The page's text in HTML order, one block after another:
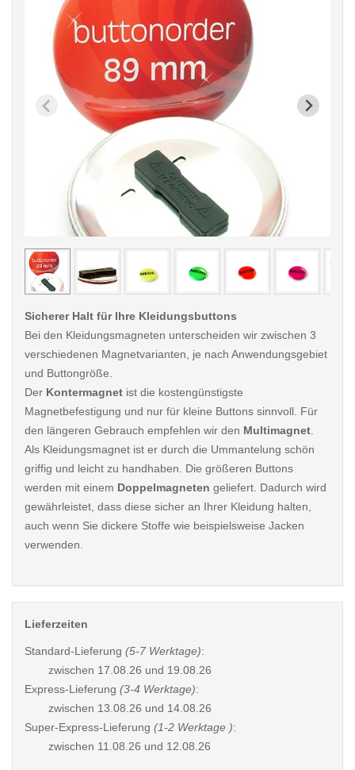
< /picture>
Sicherer Halt für Ihre Kleidungsbuttons
Bei den Kleidungsmagneten unterscheiden wir zwischen 3
verschiedenen Magnetvarianten, je nach Anwendungsgebiet
und Buttongröße.
Der Kontermagnet ist die kostengünstigste
Magnetbefestigung und nur für kleine Buttons sinnvoll. Für
den längeren Gebrauch empfehlen wir den Multimagnet
Als Kleidungsmagnet ist er durch die Ummantelung schön
griffig und leicht zu handhaben. Die größeren Buttons
werden mit einem Doppelmagneten geliefert. Dadurch wird
gewährleistet, dass diese sicher an Ihrer Kleidung halten,
auch wenn Sie dickere Stoffe wie beispielsweise Jacken
verwenden.
Lieferzeiten
Standard-Lieferung (5-7 Werktage):
zwischen 17.08.26 und 19.08.26
Express-Lieferung (3-4 Werktage):
zwischen 13.08.26 und 14.08.26
Super-Express-Lieferung (1-2 Werktage ):
zwischen 11.08.26 und 12.08.26